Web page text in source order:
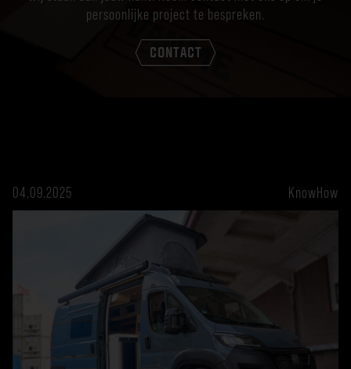
persoonlijke project te bespreken.
CONTACT
04.09.2025 KnowHow